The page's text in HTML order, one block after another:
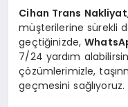
Cihan Trans Nakliyat
müşterilerine sürekli
geçtiğinizde,
7/24 yardım
çözümlerimizle,
geçmesini sağlıyoruz.